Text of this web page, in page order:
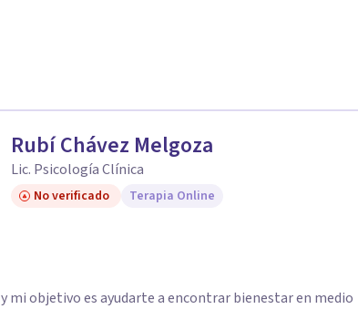
Rubí Chávez Melgoza
Lic. Psicología Clínica
No verificado Terapia Online
mi objetivo es ayudarte a encontrar bienestar en medio